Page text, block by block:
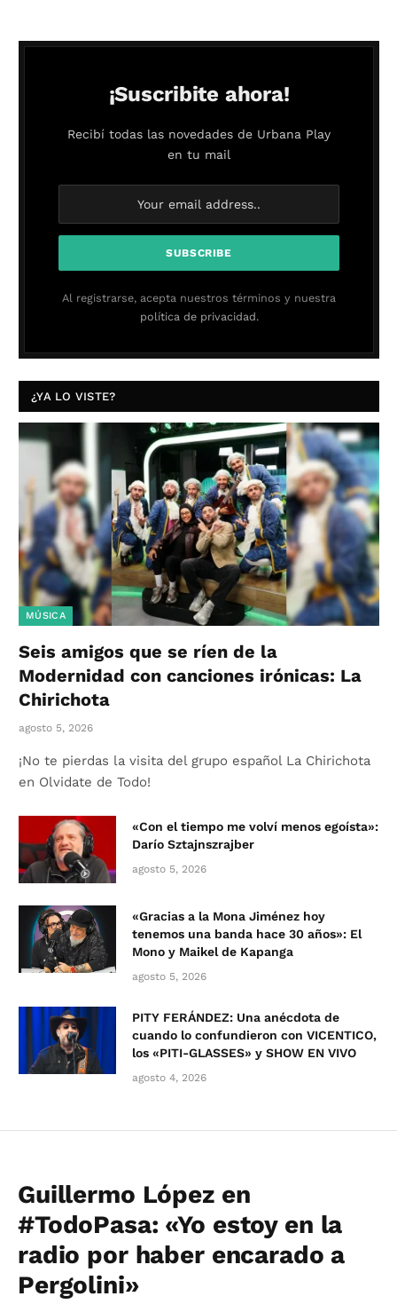
¡Suscribite ahora!
Recibí todas las novedades de Urbana Play
en tu mail
Al registrarse, acepta nuestros términos y nuestra
política de privacidad.
¿YA LO VISTE?
MÚSICA
Seis amigos que se ríen de la
Modernidad con canciones irónicas: La
Chirichota
agosto 5, 2026
¡No te pierdas la visita del grupo español La Chirichota
en Olvidate de Todo!
«Con el tiempo me volví menos egoísta»:
Darío Sztajnszrajber
agosto 5, 2026
«Gracias a la Mona Jiménez hoy
tenemos una banda hace 30 años»: El
Mono y Maikel de Kapanga
agosto 5, 2026
PITY FERÁNDEZ: Una anécdota de
cuando lo confundieron con VICENTICO,
los «PITI-GLASSES» y SHOW EN VIVO
agosto 4, 2026
Guillermo López en
#TodoPasa: «Yo estoy en la
radio por haber encarado a
Pergolini»